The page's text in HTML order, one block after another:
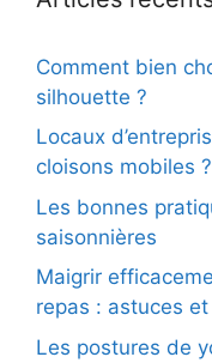
Comment bien
silhouette ?
Locaux
cloisons mobiles ?
Les bonnes
saisonnières
Maigrir
repas : astuces
Les postures de